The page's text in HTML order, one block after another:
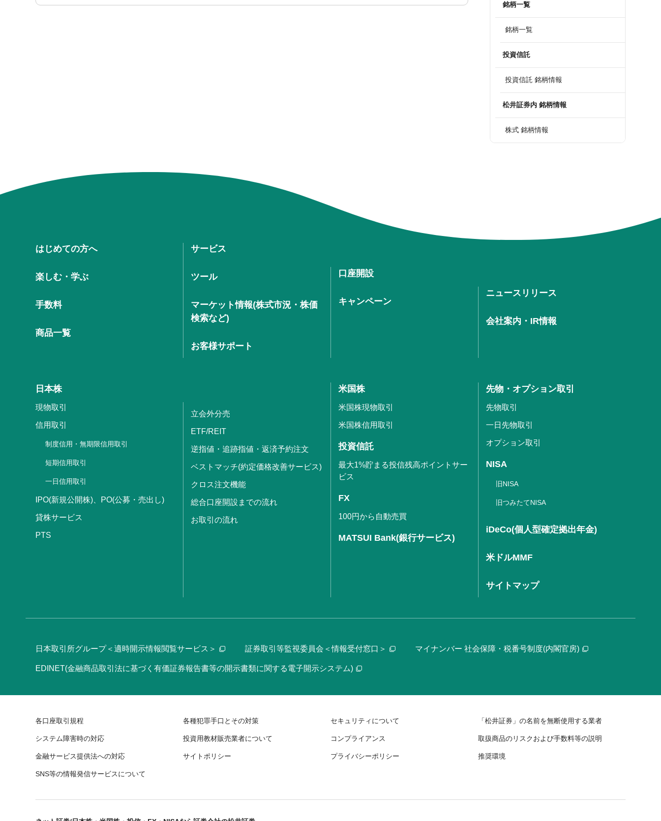
銘柄一覧
銘柄一覧
投資信託
投資信託 銘柄情報
松井証券内 銘柄情報
株式 銘柄情報
はじめての方へ
楽しむ・学ぶ
手数料
商品一覧
サービス
ツール
マーケット情報(株式市況・株価
検索など)
お客様サポート
口座開設
キャンペーン
ニュースリリース
会社案内・IR情報
日本株
現物取引
信用取引
制度信用・無期限信用取引
短期信用取引
一日信用取引
IPO(新規公開株)、PO(公募・売出し)
貸株サービス
PTS
立会外分売
ETF/REIT
逆指値・追跡指値・返済予約注文
ベストマッチ(約定価格改善サービス)
クロス注文機能
総合口座開設までの流れ
お取引の流れ
米国株
米国株現物取引
米国株信用取引
投資信託
最大1%貯まる投信残高ポイントサー
ビス
FX
100円から自動売買
MATSUI Bank(銀行サービス)
先物・オプション取引
先物取引
一日先物取引
オプション取引
NISA
旧NISA
旧つみたてNISA
iDeCo(個人型確定拠出年金)
米ドルMMF
サイトマップ
日本取引所グループ＜適時開示情報閲覧サービス＞ 証券取引等監視委員会＜情報受付窓口＞ マイナンバー 社会保障・税番号制度(内閣官房)
EDINET(金融商品取引法に基づく有価証券報告書等の開示書類に関する電子開示システム)
各口座取引規程 各種犯罪手口とその対策 セキュリティについて 「松井証券」の名前を無断使用する業者
システム障害時の対応 投資用教材販売業者について コンプライアンス 取扱商品のリスクおよび手数料等の説明
金融サービス提供法への対応 サイトポリシー プライバシーポリシー 推奨環境
SNS等の情報発信サービスについて